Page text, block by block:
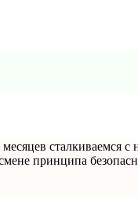
сталкиваемся
принципа